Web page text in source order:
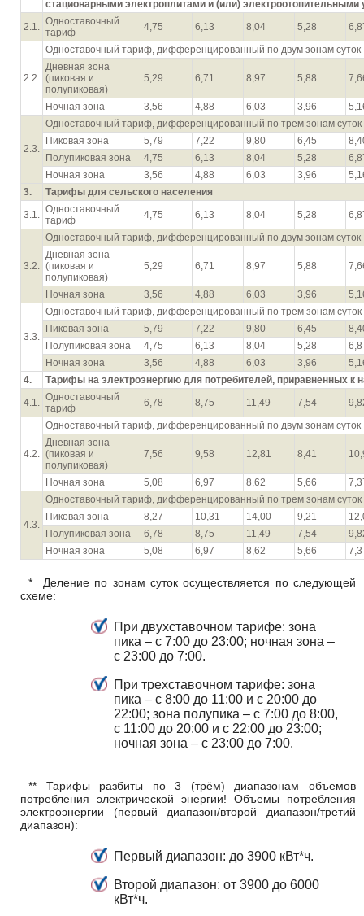
стационарными электроплитами и (или) электроотопительными
2.1. Одноставочный
тариф
4,75 6,13 8,04 5,28
2.2.
Одноставочный тариф, дифференцированный по двум зонам суток
Дневная зона
(пиковая и
полупиковая)
5,29 6,71 8,97 5,88
Ночная зона 3,56 4,88 6,03 3,96
2.3.
Одноставочный тариф, дифференцированный по трем зонам суток
Пиковая зона
5,79 7,22 9,80 6,45
Полупиковая зона
4,75 6,13 8,04 5,28
Ночная зона
3,56 4,88 6,03 3,96
3.
Тарифы для сельского населения
3.1. Одноставочный
тариф
4,75 6,13 8,04 5,28
3.2.
Одноставочный тариф, дифференцированный по двум зонам суток
Дневная зона
(пиковая и
полупиковая)
5,29 6,71 8,97 5,88
Ночная зона 3,56 4,88 6,03 3,96
3.3.
Одноставочный тариф, дифференцированный по трем зонам суток
Пиковая зона
5,79 7,22 9,80 6,45
Полупиковая зона
4,75 6,13 8,04 5,28
Ночная зона
3,56 4,88 6,03 3,96
4.
Тарифы на электроэнергию для потребителей, приравненных к
4.1. Одноставочный
тариф
6,78 8,75 11,49 7,54
4.2.
Одноставочный тариф, дифференцированный по двум зонам суток
Дневная зона
(пиковая и
полупиковая)
7,56 9,58 12,81 8,41
Ночная зона 5,08 6,97 8,62 5,66
4.3.
Одноставочный тариф, дифференцированный по трем зонам суток
Пиковая зона
8,27 10,31 14,00 9,21
Полупиковая зона
6,78 8,75 11,49 7,54
Ночная зона
5,08 6,97 8,62 5,66
* Деление по зонам суток осуществляется по следующей
схеме:
При двухставочном тарифе: зона
пика – с 7:00 до 23:00; ночная зона –
с 23:00 до 7:00.
При трехставочном тарифе: зона
пика – с 8:00 до 11:00 и с 20:00 до
22:00; зона полупика – с 7:00 до 8:00,
с 11:00 до 20:00 и с 22:00 до 23:00;
ночная зона – с 23:00 до 7:00.
** Тарифы разбиты по 3 (трём) диапазонам объемов
потребления электрической энергии! Объемы потребления
электроэнергии (первый диапазон/второй диапазон/третий
диапазон):
Первый диапазон: до 3900 кВт*ч.
Второй диапазон: от 3900 до 6000
кВт*ч.